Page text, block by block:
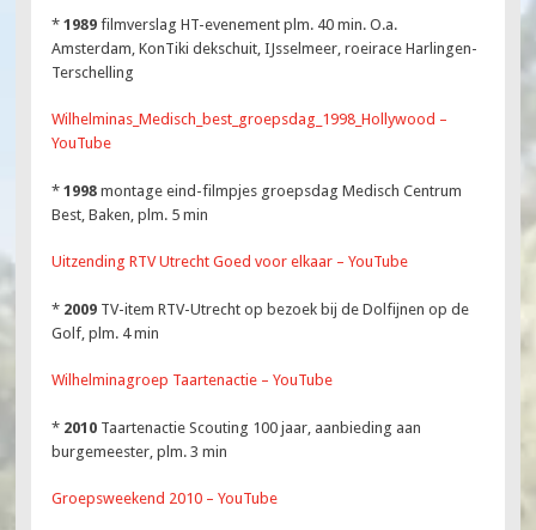
* 1989 filmverslag HT-evenement plm. 40 min. O.a.
Amsterdam, KonTiki dekschuit, IJsselmeer, roeirace Harlingen-
Terschelling
Wilhelminas_Medisch_best_groepsdag_1998_Hollywood –
YouTube
*1998 montage eind-filmpjes groepsdag Medisch Centrum
Best, Baken, plm. 5 min
Uitzending RTV Utrecht Goed voor elkaar – YouTube
* 2009 TV-item RTV-Utrecht op bezoek bij de Dolfijnen op de
Golf, plm. 4 min
Wilhelminagroep Taartenactie – YouTube
* 2010 Taartenactie Scouting 100 jaar, aanbieding aan
burgemeester, plm. 3 min
Groepsweekend 2010 – YouTube